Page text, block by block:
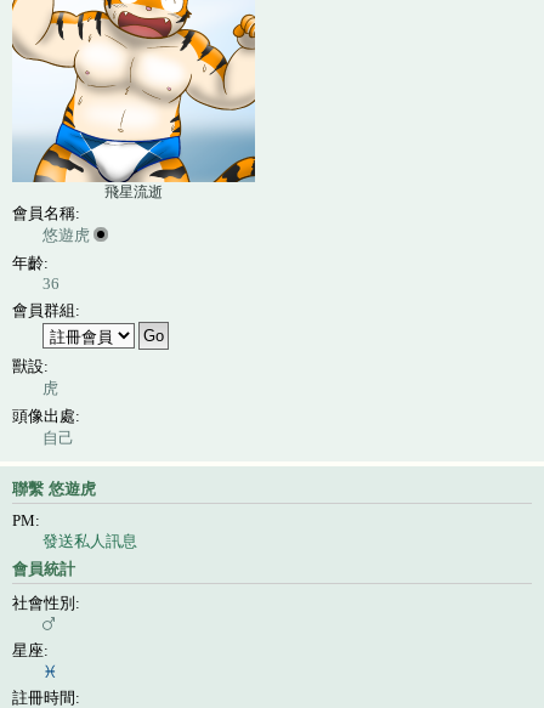
飛星流逝
會員名稱:
悠遊虎
年齡:
36
會員群組:
獸設:
虎
頭像出處:
自己
聯繫 悠遊虎
PM:
發送私人訊息
會員統計
社會性別:
星座:
註冊時間: